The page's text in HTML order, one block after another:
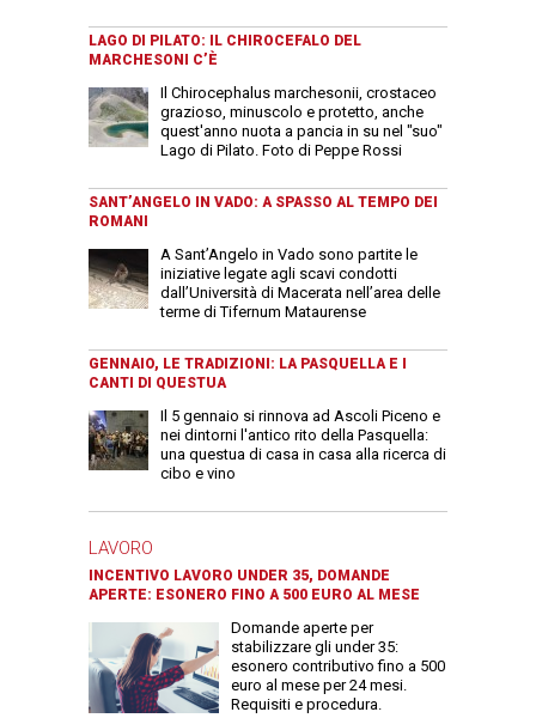
LAGO DI PILATO: IL CHIROCEFALO DEL
MARCHESONI C’È
Il Chirocephalus marchesonii, crostaceo
grazioso, minuscolo e protetto, anche
quest'anno nuota a pancia in su nel "suo"
Lago di Pilato. Foto di Peppe Rossi
SANT’ANGELO IN VADO: A SPASSO AL TEMPO DEI
ROMANI
A Sant’Angelo in Vado sono partite le
iniziative legate agli scavi condotti
dall’Università di Macerata nell’area delle
terme di Tifernum Mataurense
GENNAIO, LE TRADIZIONI: LA PASQUELLA E I
CANTI DI QUESTUA
Il 5 gennaio si rinnova ad Ascoli Piceno e
nei dintorni l'antico rito della Pasquella:
una questua di casa in casa alla ricerca di
cibo e vino
LAVORO
INCENTIVO LAVORO UNDER 35, DOMANDE
APERTE: ESONERO FINO A 500 EURO AL MESE
Domande aperte per
stabilizzare gli under 35:
esonero contributivo fino a 500
euro al mese per 24 mesi.
Requisiti e procedura.